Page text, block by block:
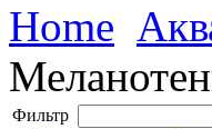
Home
Фильтр